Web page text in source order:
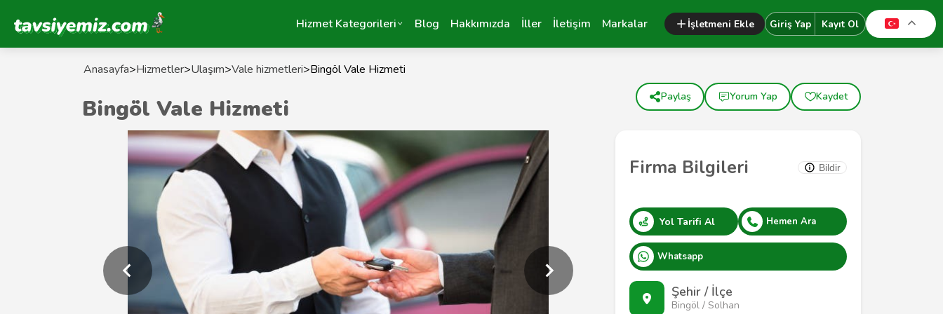
Tavsiyemiz Anasayfa Hizmet Kategorileri Blog Hakkımızda İller İletişim Markalar İşletmeni Ekle Giriş Yap Kayıt Ol
Anasayfa>Hizmetler>Ulaşım>Vale hizmetleri>Bingöl Vale Hizmeti
Firma Bilgileri Bildir
Yol Tarifi Al Hemen Ara
Whatsapp
Şehir / İlçe
Bingöl / Solhan
Bingöl Vale Hizmeti Paylaş Yorum Yap Kaydet